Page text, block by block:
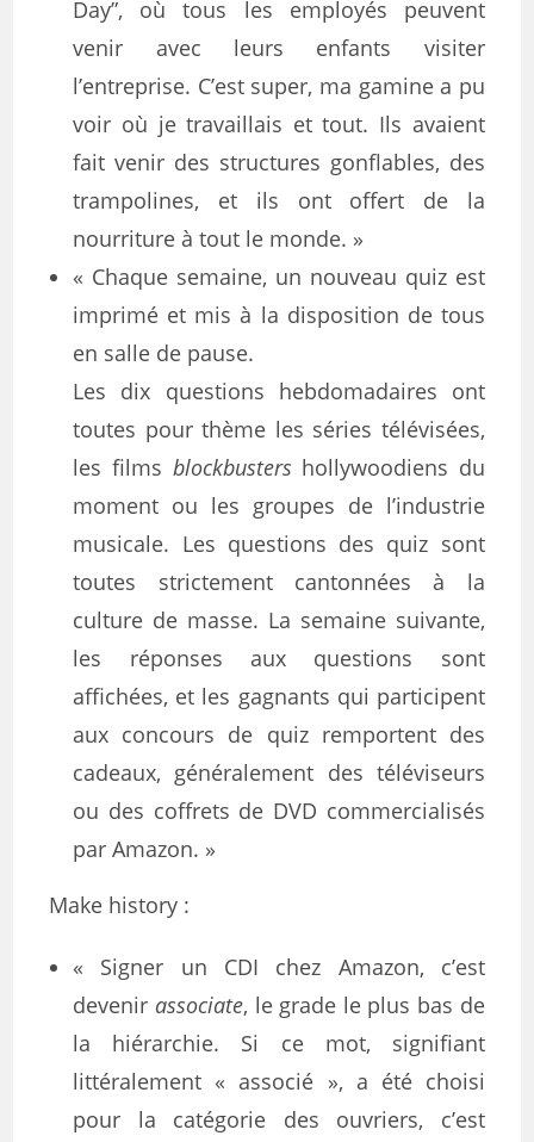
Day”, où tous les employés peuvent
venir avec leurs enfants visiter
l’entreprise. C’est super, ma gamine a pu
voir où je travaillais et tout. Ils avaient
fait venir des structures gonflables, des
trampolines, et ils ont offert de la
nourriture à tout le monde. »
« Chaque semaine, un nouveau quiz est
imprimé et mis à la disposition de tous
en salle de pause.
Les dix questions hebdomadaires ont
toutes pour thème les séries télévisées,
les films blockbusters hollywoodiens du
moment ou les groupes de l’industrie
musicale. Les questions des quiz sont
toutes strictement cantonnées à la
culture de masse. La semaine suivante,
les réponses aux questions sont
affichées, et les gagnants qui participent
aux concours de quiz remportent des
cadeaux, généralement des téléviseurs
ou des coffrets de DVD commercialisés
par Amazon. »
Make history :
« Signer un CDI chez Amazon, c’est
devenir associate, le grade le plus bas de
la hiérarchie. Si ce mot, signifiant
littéralement « associé », a été choisi
pour la catégorie des ouvriers, c’est